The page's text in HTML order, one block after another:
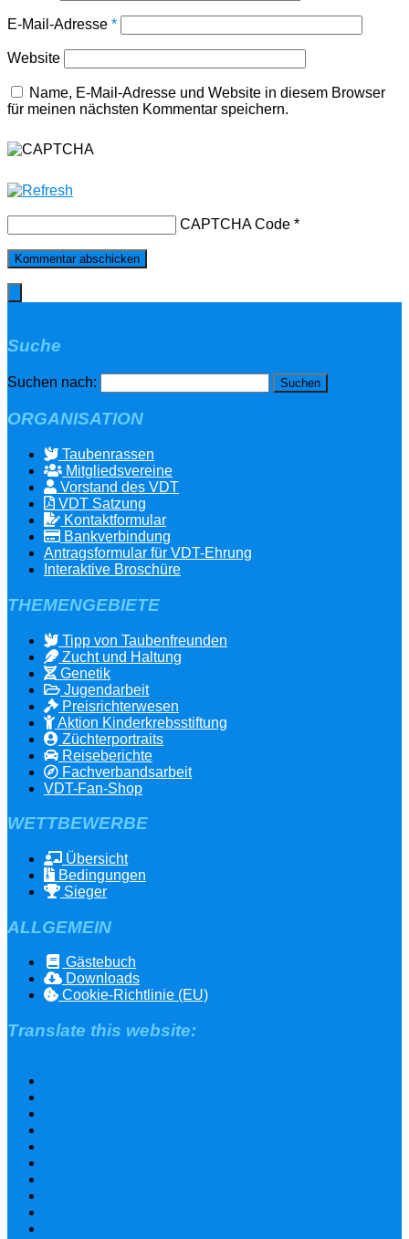
E-Mail-Adresse *
Website
Name, E-Mail-Adresse und Website in diesem Browser
für meinen nächsten Kommentar speichern.
CAPTCHA Code *
Suche
Suchen nach:
ORGANISATION
Taubenrassen
Mitgliedsvereine
Vorstand des VDT
VDT Satzung
Kontaktformular
Bankverbindung
Antragsformular für VDT-Ehrung
Interaktive Broschüre
THEMENGEBIETE
Tipp von Taubenfreunden
Zucht und Haltung
Genetik
Jugendarbeit
Preisrichterwesen
Aktion Kinderkrebsstiftung
Züchterportraits
Reiseberichte
Fachverbandsarbeit
VDT-Fan-Shop
WETTBEWERBE
Übersicht
Bedingungen
Sieger
ALLGEMEIN
Gästebuch
Downloads
Cookie-Richtlinie (EU)
Translate this website: